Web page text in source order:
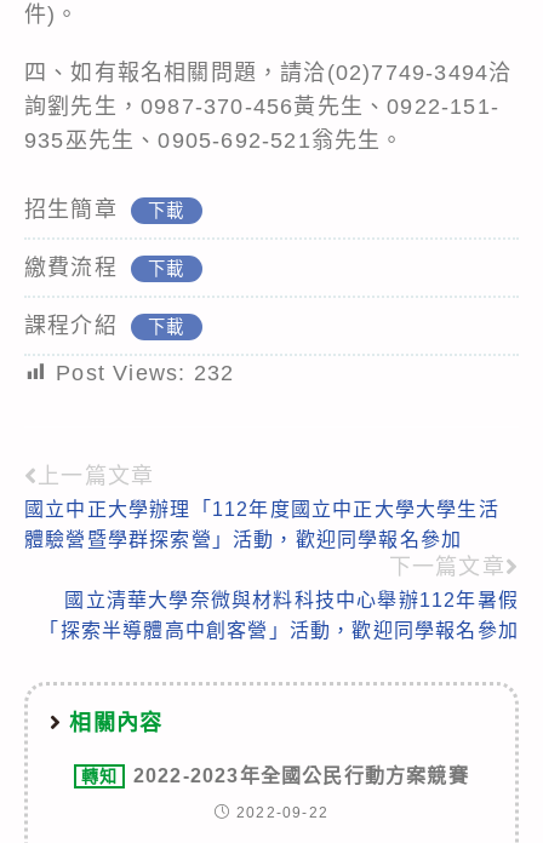
件)。
四、如有報名相關問題，請洽(02)7749-3494洽
詢劉先生，0987-370-456黃先生、0922-151-
935巫先生、0905-692-521翁先生。
招生簡章 下載
繳費流程 下載
課程介紹 下載
Post Views: 232
Read
more
上一篇文章
國立中正大學辦理「112年度國立中正大學大學生活
體驗營暨學群探索營」活動，歡迎同學報名參加
下一篇文章
國立清華大學奈微與材料科技中心舉辦112年暑假
「探索半導體高中創客營」活動，歡迎同學報名參加
相關內容
轉知 2022-2023年全國公民行動方案競賽
2022-09-22